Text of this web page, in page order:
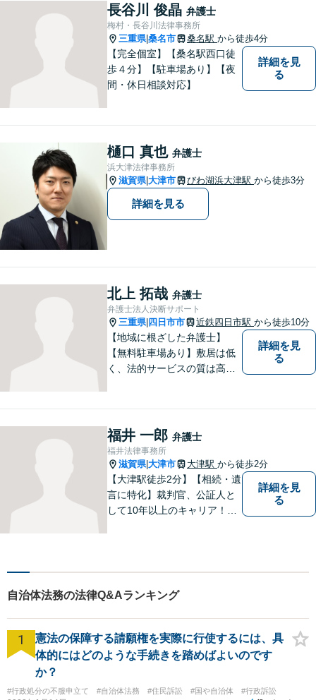
識の壁も越えて、解決が図ら
れる必要があります。
長谷川 俊晶 弁護士
梅村・長谷川法律事務所
三重県|桑名市 桑名駅 から徒歩4分
【完全個室】【桑名駅西口徒
歩４分】【駐車場あり】【夜
間・休日相談対応】
詳細を見
る
樋口 真也 弁護士
浜大津法律事務所
滋賀県|大津市 びわ湖浜大津駅 から徒歩3分
詳細を見る
北上 拓哉 弁護士
弁護士法人決断サポート
三重県| 四日市市 近鉄四日市駅 から徒歩10分
【地域に根ざした弁護士】
【無料駐車場あり】敷居は低
く、法的サービスの質は高く
題／離婚問題／相続問題／企
業法務など、幅広く対応可
能。【明確な料金体系】どう
ぞご連絡ください。
詳細を見
る
福井 一郎 弁護士
福井法律事務所
滋賀県|大津市 大津駅 から徒歩2分
【大津駅徒歩2分】【相続・遺
言に特化】裁判官、公証人と
して10年以上のキャリア！親
抱えるお気持ちやご希望をぜ
ひお聞かせください！
詳細を見
る
自治体法務の法律Q&Aランキング
1
憲法の保障する請願権を実際に行使するには、具
体的にはどのような手続きを踏めばよいのです
か？
#行政処分の不服申立て #自治体法務 #住民訴訟 #国や自治体 #行政訴訟